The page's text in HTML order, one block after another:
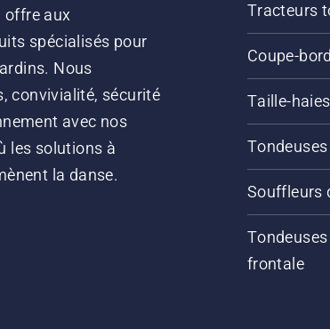
offre aux
spécialisés pour
Nous
convivialité, sécurité
avec nos
les solutions à
la danse.
Tracteurs
Coupe-
Taille-haies
Tondeuses
Souffleurs
frontale